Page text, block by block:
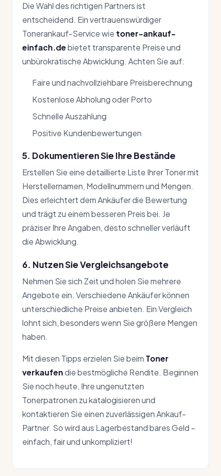
Die Wahl des richtigen Partners ist
entscheidend. Ein vertrauenswürdiger
Tonerankauf-Service wie toner-ankauf-
einfach.debietet transparente Preise und
unbürokratische Abwicklung. Achten Sie auf:
Faire und nachvollziehbare Preisberechnung
Kostenlose Abholung oder Porto
Schnelle Auszahlung
Positive Kundenbewertungen
5. Dokumentieren Sie Ihre Bestände
Erstellen Sie eine detaillierte Liste Ihrer Toner mit
Herstellernamen, Modellnummern und Mengen.
Dies erleichtert dem Ankäufer die Bewertung
und trägt zu einem besseren Preis bei. Je
präziser Ihre Angaben, desto schneller verläuft
die Abwicklung.
6. Nutzen Sie Vergleichsangebote
Nehmen Sie sich Zeit und holen Sie mehrere
Angebote ein. Verschiedene Ankäufer können
unterschiedliche Preise anbieten. Ein Vergleich
lohnt sich, besonders wenn Sie größere Mengen
haben.
Mit diesen Tipps erzielen Sie beim Toner
verkaufendie bestmögliche Rendite. Beginnen
Sie noch heute, Ihre ungenutzten
Tonerpatronen zu katalogisieren und
kontaktieren Sie einen zuverlässigen Ankauf-
Partner. So wird aus Lagerbestand bares Geld –
einfach, fair und unkompliziert!